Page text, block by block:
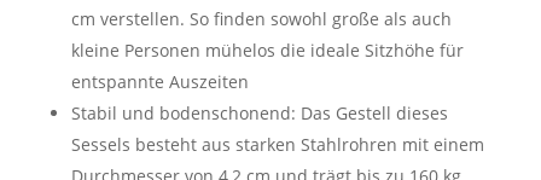
cm verstellen. So finden sowohl große als auch
kleine Personen mühelos die ideale Sitzhöhe für
entspannte Auszeiten
Stabil und bodenschonend: Das Gestell dieses
Sessels besteht aus starken Stahlrohren mit einem